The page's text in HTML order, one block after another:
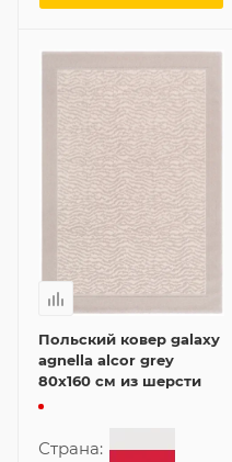
Польский ковер galaxy
agnella alcor grey
80x160 см из шерсти
Страна: